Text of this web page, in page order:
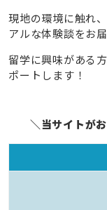
現地の環境に触れ
アルな体験談をお届
留学に興味がある
ポートします！
＼当サイトが